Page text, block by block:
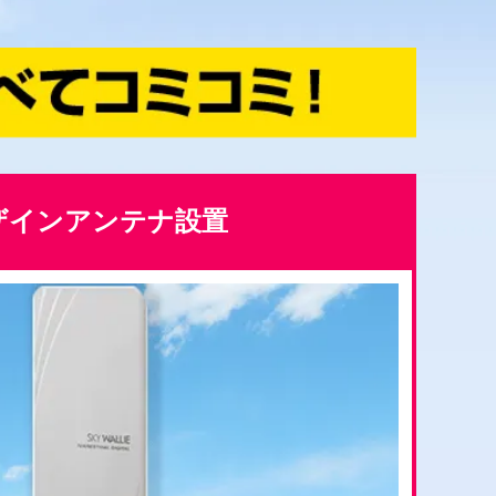
インアンテナ設置